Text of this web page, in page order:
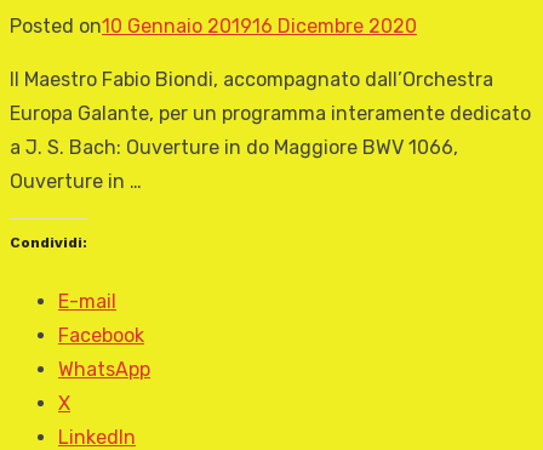
Posted on10 Gennaio 201916 Dicembre 2020
Il Maestro Fabio Biondi, accompagnato dall’Orchestra
Europa Galante, per un programma interamente dedicato
a J. S. Bach: Ouverture in do Maggiore BWV 1066,
Ouverture in …
Condividi:
E-mail
Facebook
WhatsApp
X
LinkedIn